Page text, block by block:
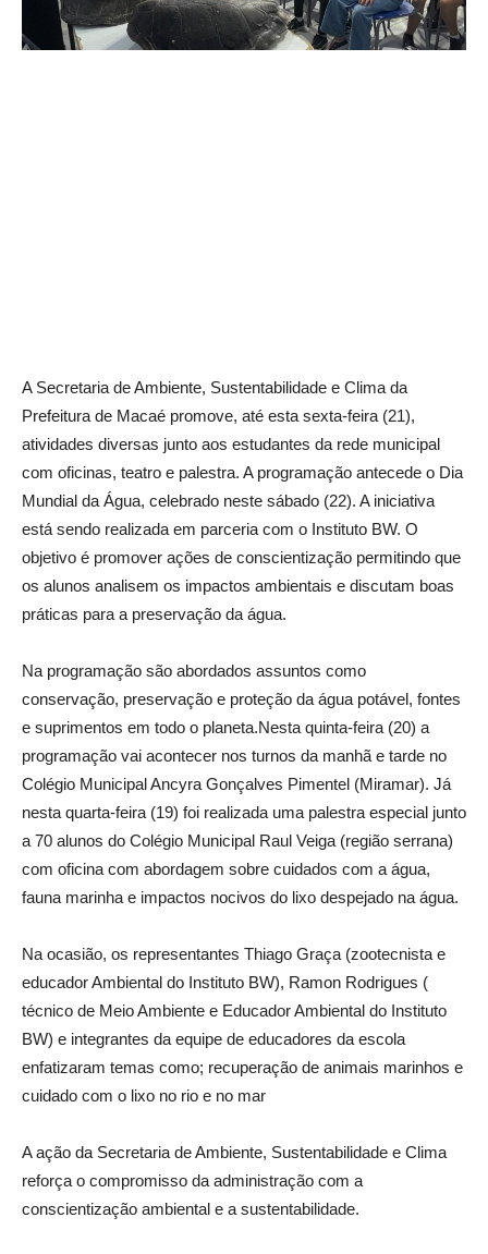
A Secretaria de Ambiente, Sustentabilidade e Clima da
Prefeitura de Macaé promove, até esta sexta-feira (21),
atividades diversas junto aos estudantes da rede municipal
com oficinas, teatro e palestra. A programação antecede o Dia
Mundial da Água, celebrado neste sábado (22). A iniciativa
está sendo realizada em parceria com o Instituto BW. O
objetivo é promover ações de conscientização permitindo que
os alunos analisem os impactos ambientais e discutam boas
práticas para a preservação da água.
Na programação são abordados assuntos como
conservação, preservação e proteção da água potável, fontes
e suprimentos em todo o planeta.Nesta quinta-feira (20) a
programação vai acontecer nos turnos da manhã e tarde no
Colégio Municipal Ancyra Gonçalves Pimentel (Miramar). Já
nesta quarta-feira (19) foi realizada uma palestra especial junto
a 70 alunos do Colégio Municipal Raul Veiga (região serrana)
com oficina com abordagem sobre cuidados com a água,
fauna marinha e impactos nocivos do lixo despejado na água.
Na ocasião, os representantes Thiago Graça (zootecnista e
educador Ambiental do Instituto BW), Ramon Rodrigues (
técnico de Meio Ambiente e Educador Ambiental do Instituto
BW) e integrantes da equipe de educadores da escola
enfatizaram temas como; recuperação de animais marinhos e
cuidado com o lixo no rio e no mar
A ação da Secretaria de Ambiente, Sustentabilidade e Clima
reforça o compromisso da administração com a
conscientização ambiental e a sustentabilidade.